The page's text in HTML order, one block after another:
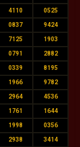
4110 0525
0837 9424
7125 1903
0791 2882
0339 8195
1966 9782
2964 4536
1761 1644
1998 0356
2938 3414